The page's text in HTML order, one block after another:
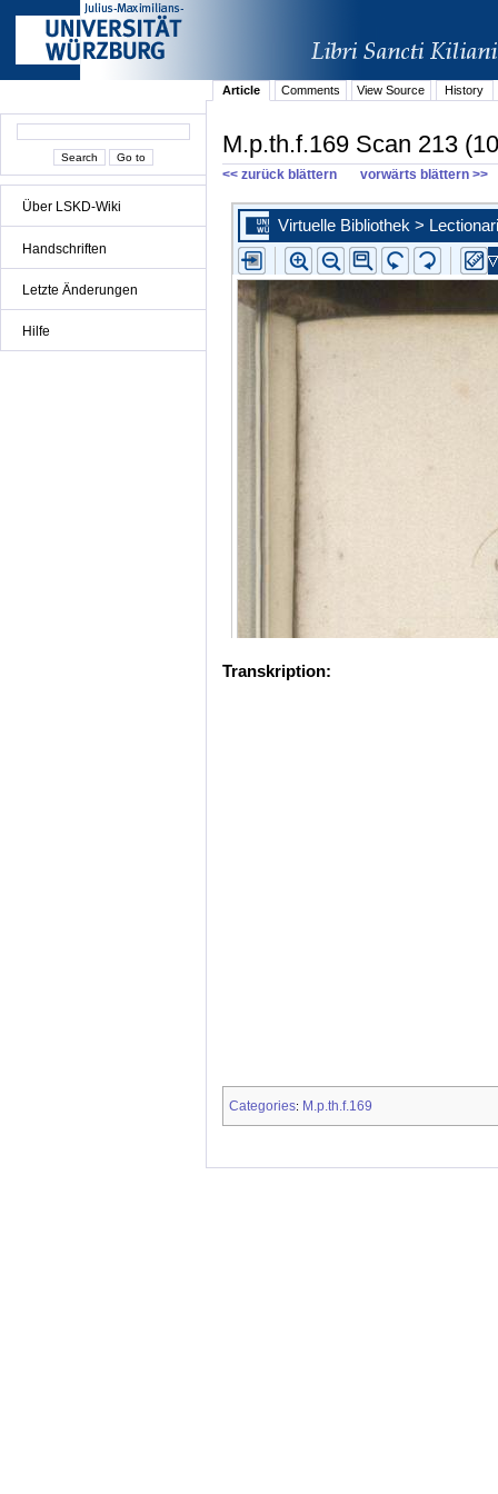
Über LSKD-Wiki
Handschriften
Letzte Änderungen
Hilfe
Article Comments View Source History
M.p.th.f.169 Scan 213
<< zurück blättern vorwärts blättern >>
Transkription:
Categories: M.p.th.f.169